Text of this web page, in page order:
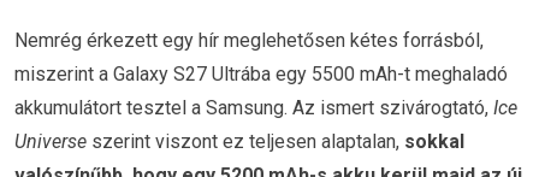
Nemrég érkezett egy hír meglehetősen kétes forrásból,
miszerint a Galaxy S27 Ultrába egy 5500 mAh-t meghaladó
akkumulátort tesztel a Samsung. Az ismert szivárogtató, Ice
Universe szerint viszont ez teljesen alaptalan, sokkal